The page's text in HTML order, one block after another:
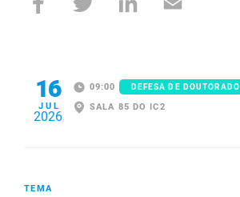
16
JUL
2026
09:00 DEFESA DE DOUTORADO
SALA 85 DO IC2
TEMA